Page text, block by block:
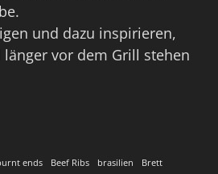
und dazu inspirieren,
vor dem Grill stehen
ends Beef Ribs brasilien
Brett